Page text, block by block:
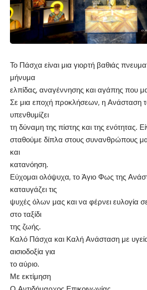
Το Πάσχα είναι μια γιορτή βαθιάς
μήνυμα
ελπίδας, αναγέννησης και αγάπης που
Σε μια εποχή προκλήσεων, η Ανάσταση
υπενθυμίζει
τη δύναμη της πίστης και της ενότητας.
σταθούμε δίπλα στους συνανθρώπους
και
κατανόηση.
Εύχομαι ολόψυχα, το Άγιο Φως της
καταυγάζει τις
ψυχές όλων μας και να φέρνει ευλογία
στο ταξίδι
της ζωής.
Καλό Πάσχα και Καλή Ανάσταση με
αισιοδοξία για
το αύριο.
Με εκτίμηση